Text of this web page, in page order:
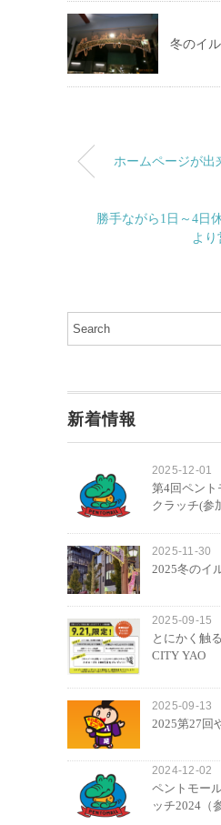
冬のイ
ホームページが出
勝手ながら1日～4日
より
新着情報
2025-12-01
第4回ペント
クラッチ(参
2025-11-30
2025冬のイ
2025-09-15
とにかく触
CITY YAO
2025-09-13
2025第27回
2024-12-02
ペントモー
ッチ2024（